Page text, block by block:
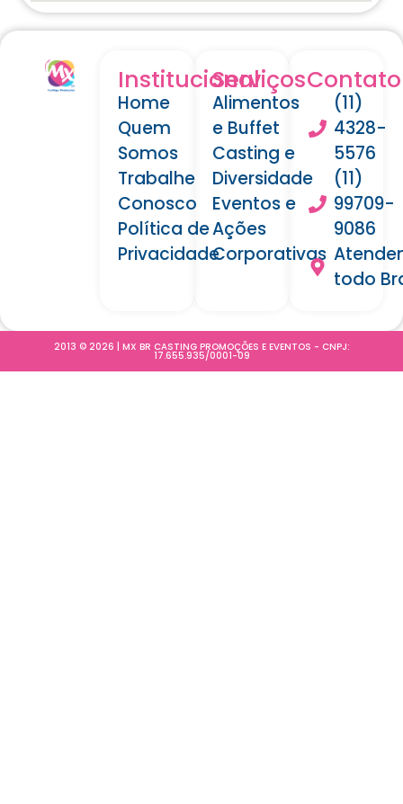
Institucional
Home
Quem
Somos
Trabalhe
Conosco
Política de
Privacidade
Serviços
Alimentos
e Buffet
Casting e
Diversidade
Eventos e
Ações
Corporativas
Contato
(11)
4328-
5576
(11)
99709-
9086
todo
2013 © 2026 | MX BR CASTING PROMOÇÕES E EVENTOS - CNPJ:
17.655.935/0001-09